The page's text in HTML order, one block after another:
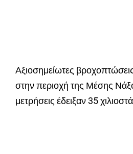
Αξιοσημείωτες
στην περιοχή της Μέσης
μετρήσεις έδειξαν 35